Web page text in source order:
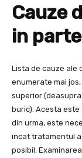
Cauze
in
Lista de cauze ale
enumerate mai
superior
buric). Acesta
din urma, este
incat tratamentul
posibil.